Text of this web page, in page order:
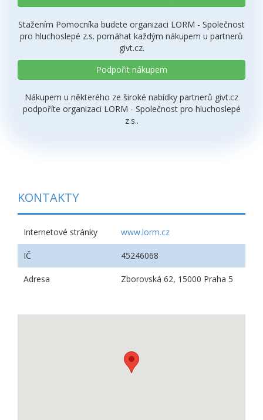
Stažením Pomocníka budete organizaci LORM - Společnost
pro hluchoslepé z.s. pomáhat každým nákupem u partnerů
givt.cz.
Podpořit nákupem
Nákupem u některého ze široké nabídky partnerů givt.cz
podpoříte organizaci LORM - Společnost pro hluchoslepé
z.s..
KONTAKTY
Internetové stránky www.lorm.cz
IČ 45246068
Adresa Zborovská 62, 15000 Praha 5